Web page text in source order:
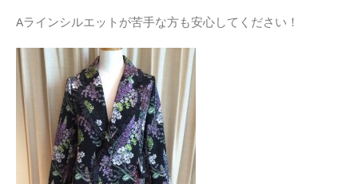
Aラインシルエットが苦手な方も安心してください！